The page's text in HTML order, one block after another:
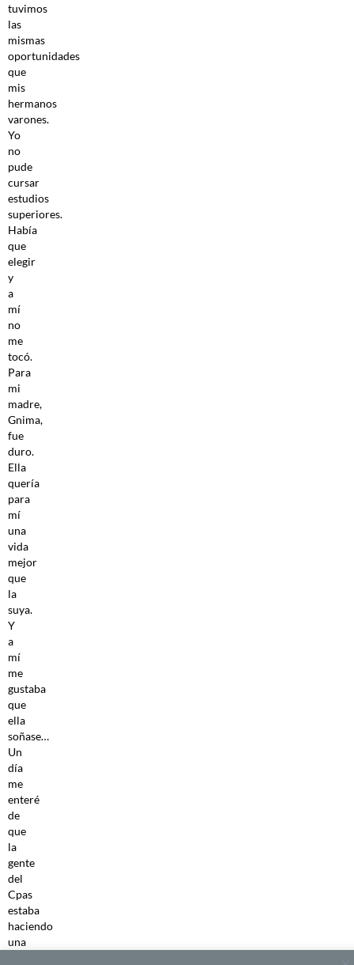
tuvimos
las
mismas
oportunidades
que
mis
hermanos
varones.
Yo
no
pude
cursar
estudios
superiores.
Había
que
elegir
y
a
mí
no
me
tocó.
Para
mi
madre,
Gnima,
fue
duro.
Ella
quería
para
mí
una
vida
mejor
que
la
suya.
Y
a
mí
me
gustaba
que
ella
soñase…
Un
día
me
enteré
de
que
la
gente
del
Cpas
estaba
haciendo
una